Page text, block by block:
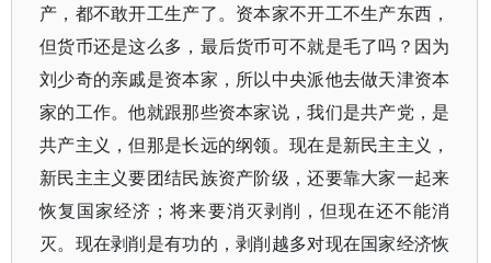
产，都不敢开工生产了。资本家不开工不生产东西，
但货币还是这么多，最后货币可不就是毛了吗？因为
刘少奇的亲戚是资本家，所以中央派他去做天津资本
家的工作。他就跟那些资本家说，我们是共产党，是
共产主义，但那是长远的纲领。现在是新民主主义，
新民主主义要团结民族资产阶级，还要靠大家一起来
恢复国家经济；将来要消灭剥削，但现在还不能消
灭。现在剥削是有功的，剥削越多对现在国家经济恢